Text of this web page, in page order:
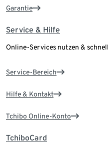
Garantie
Service & Hilfe
Online-Services nutzen &
Service-Bereich
Hilfe & Kontakt
Tchibo Online-Konto
TchiboCard